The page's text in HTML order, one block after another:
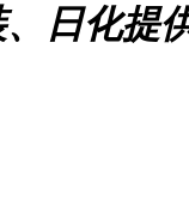
日化提